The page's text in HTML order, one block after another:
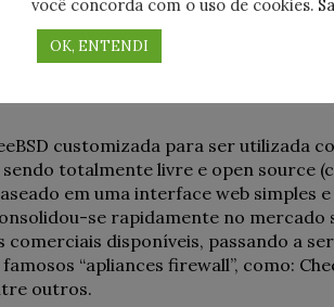
alta disponibilidade,
customizada para ser utilizada
totalmente livre e open source
em uma interface web simples
se rapidamente no mercado
disponíveis, passando a
“apliances firewall”, como:
outros.
você concorda com o uso de cookies.
OK, ENTENDI